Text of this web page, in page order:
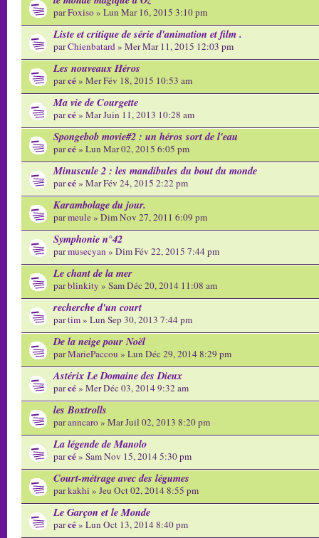
parFoxiso» Lun Mar 16, 2015 3:10 pm
Liste et critique de série d'animation et film .
parChienbatard» Mer Mar 11, 2015 12:03 pm
Les nouveaux Héros
parcé» Mer Fév 18, 2015 10:53 am
Ma vie de Courgette
parcé» Mar Juin 11, 2013 10:28 am
Spongebob movie#2 : un héros sort de l'eau
parcé» Lun Mar 02, 2015 6:05 pm
Minuscule 2 : les mandibules du bout du monde
parcé» Mar Fév 24, 2015 2:22 pm
Karambolage du jour.
parmeule» Dim Nov 27, 2011 6:09 pm
Symphonie n°42
parmusecyan » Dim Fév 22, 2015 7:44 pm
Le chant de la mer
parblinkity » Sam Déc 20, 2014 11:08 am
recherche d'un court
partim» Lun Sep 30, 2013 7:44 pm
De la neige pour Noël
parMariePaccou » Lun Déc 29, 2014 8:29 pm
Astérix Le Domaine des Dieux
parcé» Mer Déc 03, 2014 9:32 am
les Boxtrolls
paranncaro» Mar Juil 02, 2013 8:20 pm
La légende de Manolo
parcé» Sam Nov 15, 2014 5:30 pm
Court-métrage avec des légumes
parkakhi » Jeu Oct 02, 2014 8:55 pm
Le Garçon et le Monde
parcé» Lun Oct 13, 2014 8:40 pm